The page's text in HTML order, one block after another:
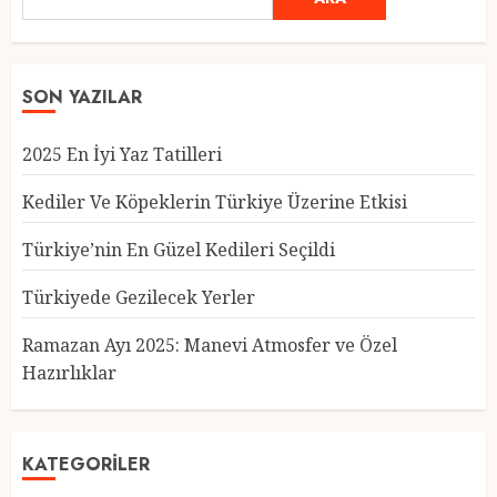
SON YAZILAR
2025 En İyi Yaz Tatilleri
Kediler Ve Köpeklerin Türkiye Üzerine Etkisi
Türkiye’nin En Güzel Kedileri Seçildi
Türkiyede Gezilecek Yerler
Ramazan Ayı 2025: Manevi Atmosfer ve Özel
Hazırlıklar
KATEGORILER
3
Seçildi
Türkiyede Gezilecek Yerler
1 MART 2025 0